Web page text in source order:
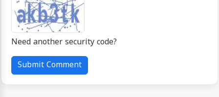
Need another security code?
Submit Comment